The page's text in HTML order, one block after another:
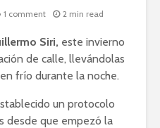
1 comment 2 min read
Siri, este invierno
de calle, llevándolas
frío durante la noche.
un protocolo
desde que empezó la